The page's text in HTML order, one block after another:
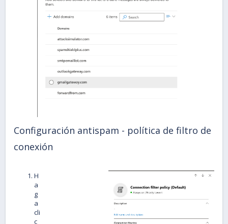
Configuración antispam - política de filtro de
conexión
H
a
g
a
cli
c